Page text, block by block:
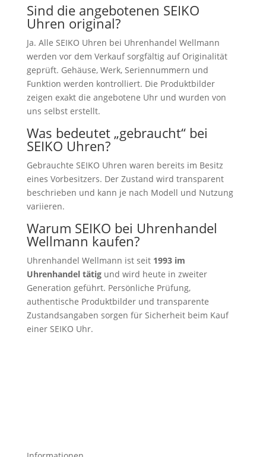
Sind die angebotenen SEIKO
Uhren original?
Ja. Alle SEIKO Uhren bei Uhrenhandel Wellmann
werden vor dem Verkauf sorgfältig auf Originalität
geprüft. Gehäuse, Werk, Seriennummern und
Funktion werden kontrolliert. Die Produktbilder
zeigen exakt die angebotene Uhr und wurden von
uns selbst erstellt.
Was bedeutet „gebraucht“ bei
SEIKO Uhren?
Gebrauchte SEIKO Uhren waren bereits im Besitz
eines Vorbesitzers. Der Zustand wird transparent
beschrieben und kann je nach Modell und Nutzung
variieren.
Warum SEIKO bei Uhrenhandel
Wellmann kaufen?
Uhrenhandel Wellmann ist seit 1993 im
Uhrenhandel tätig und wird heute in zweiter
Generation geführt. Persönliche Prüfung,
authentische Produktbilder und transparente
Zustandsangaben sorgen für Sicherheit beim Kauf
einer SEIKO Uhr.